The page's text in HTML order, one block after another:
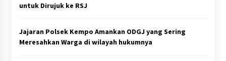
untuk Dirujuk ke RSJ
Jajaran Polsek Kempo Amankan ODGJ yang Sering
Meresahkan Warga di wilayah hukumnya